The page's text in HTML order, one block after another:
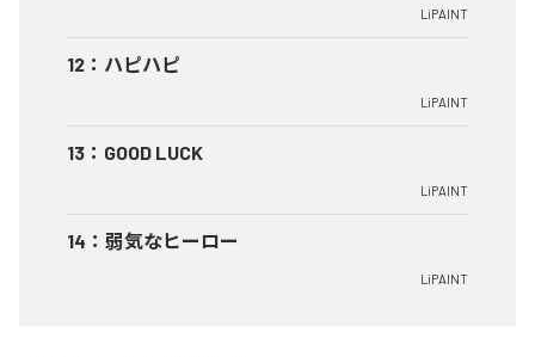
LiPAINT
12 ： ハピハピ
LiPAINT
13 ： GOOD LUCK
LiPAINT
14 ： 弱気なヒーロー
LiPAINT